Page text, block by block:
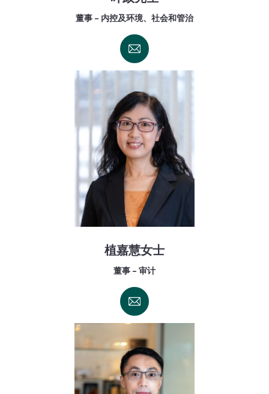
董事 - 内控及环境、社会和管治
植嘉慧女士
董事 - 审计